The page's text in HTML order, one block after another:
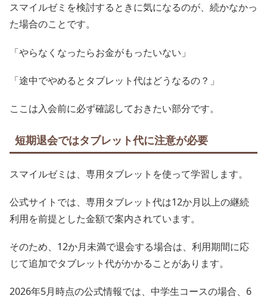
スマイルゼミを検討するときに気になるのが、続かなかっ
た場合のことです。
「やらなくなったらお金がもったいない」
「途中でやめるとタブレット代はどうなるの？」
ここは入会前に必ず確認しておきたい部分です。
短期退会ではタブレット代に注意が必要
スマイルゼミは、専用タブレットを使って学習します。
公式サイトでは、専用タブレット代は12か月以上の継続
利用を前提とした金額で案内されています。
そのため、12か月未満で退会する場合は、利用期間に応
じて追加でタブレット代がかかることがあります。
2026年5月時点の公式情報では、中学生コースの場合、6